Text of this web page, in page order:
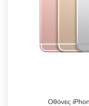
Οθόνες